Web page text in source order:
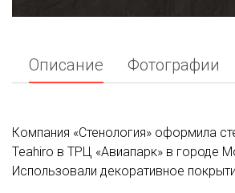
Описание Фотографии
Компания «Стенология» оформила
Teahiro в ТРЦ «Авиапарк» в городе
Использовали декоративное